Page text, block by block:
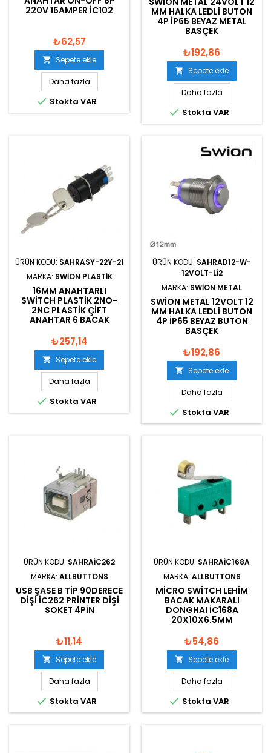
220V 16AMPER IC102
₺62,57
 Sepete ekle
Daha fazla
 Stokta VAR
MM HALKA LEDLI BUTON
4P IP65 BEYAZ METAL
BASÇEK
₺192,86
 Sepete ekle
Daha fazla
 Stokta VAR
ÜRÜN KODU: SAHRASY-22Y-21
MARKA: SWION PLASTIK
16MM ANAHTARLI
SWITCH PLASTIK 2NO-
2NC PLASTIK ÇIFT
ANAHTAR 6 BACAK
₺257,14
 Sepete ekle
Daha fazla
 Stokta VAR
ÜRÜN KODU: SAHRAD12-W-
12VOLT-LI2
MARKA: SWION METAL
SWION METAL 12VOLT 12
MM HALKA LEDLI BUTON
4P IP65 BEYAZ BUTON
BASÇEK
₺192,86
 Sepete ekle
Daha fazla
 Stokta VAR
ÜRÜN KODU: SAHRAIC262
MARKA: ALLBUTTONS
USB ŞASE B TIP 90DERECE
DIŞI IC262 PRINTER DIŞI
SOKET 4PIN
₺11,14
 Sepete ekle
Daha fazla
 Stokta VAR
ÜRÜN KODU: SAHRAIC168A
MARKA: ALLBUTTONS
MICRO SWITCH LEHIM
BACAK MAKARALI
DONGHAI IC168A
20X10X6.5MM
₺54,86
 Sepete ekle
Daha fazla
 Stokta VAR